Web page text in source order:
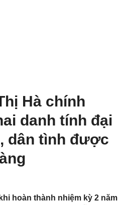
Hà chính
danh tính đại
dân tình được
hoàn thành nhiệm kỳ 2 năm